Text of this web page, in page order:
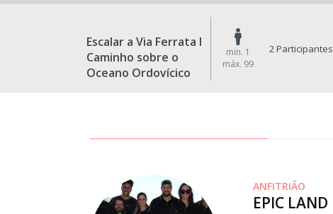
Escalar a Via Ferrata I
Caminho sobre o
Oceano Ordovícico
min. 1
máx. 99
2 Participantes
ANFITRIÃO
EPIC LAND